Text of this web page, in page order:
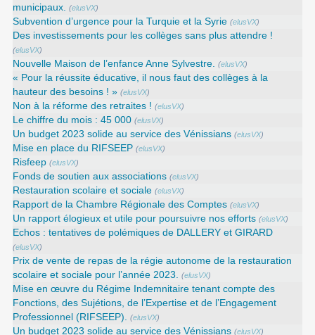
municipaux. (elusVX)
Subvention d’urgence pour la Turquie et la Syrie (elusVX)
Des investissements pour les collèges sans plus attendre !
(elusVX)
Nouvelle Maison de l’enfance Anne Sylvestre. (elusVX)
« Pour la réussite éducative, il nous faut des collèges à la
hauteur des besoins ! » (elusVX)
Non à la réforme des retraites ! (elusVX)
Le chiffre du mois : 45 000 (elusVX)
Un budget 2023 solide au service des Vénissians (elusVX)
Mise en place du RIFSEEP (elusVX)
Risfeep (elusVX)
Fonds de soutien aux associations (elusVX)
Restauration scolaire et sociale (elusVX)
Rapport de la Chambre Régionale des Comptes (elusVX)
Un rapport élogieux et utile pour poursuivre nos efforts (elusVX)
Echos : tentatives de polémiques de DALLERY et GIRARD
(elusVX)
Prix de vente de repas de la régie autonome de la restauration
scolaire et sociale pour l’année 2023. (elusVX)
Mise en œuvre du Régime Indemnitaire tenant compte des
Fonctions, des Sujétions, de l’Expertise et de l’Engagement
Professionnel (RIFSEEP). (elusVX)
Un budget 2023 solide au service des Vénissians (elusVX)